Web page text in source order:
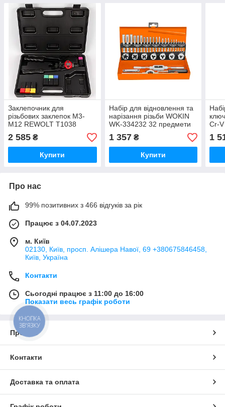
Заклепочник для
різьбових заклепок М3-
М12 REWOLT T1038
2 585 ₴
Купити
Набір для відновлення та
нарізання різьби WOKIN
WK-334232 32 предмети
М3-М12 GCR15
1 357₴
Купити
Cr-
1
Про нас
99% позитивних з 466 відгуків за рік
Працює з 04.07.2023
м. Київ
02130, Київ, просп. Алішера Навої, 69 +380675846458,
Київ, Україна
Контакти
Сьогодні працює з 11:00 до 16:00
Показати весь графік роботи
Про нас
Контакти
Доставка та оплата
КНОПКА
ЗВ'ЯЗКУ